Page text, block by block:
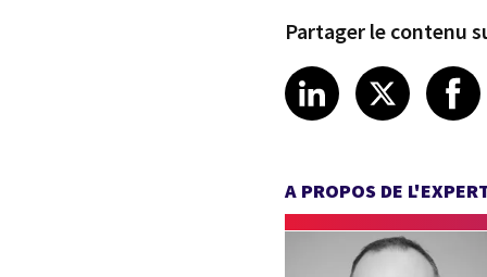
Partager le contenu
Share article
LinkedIn
Share
X
A PROPOS DE